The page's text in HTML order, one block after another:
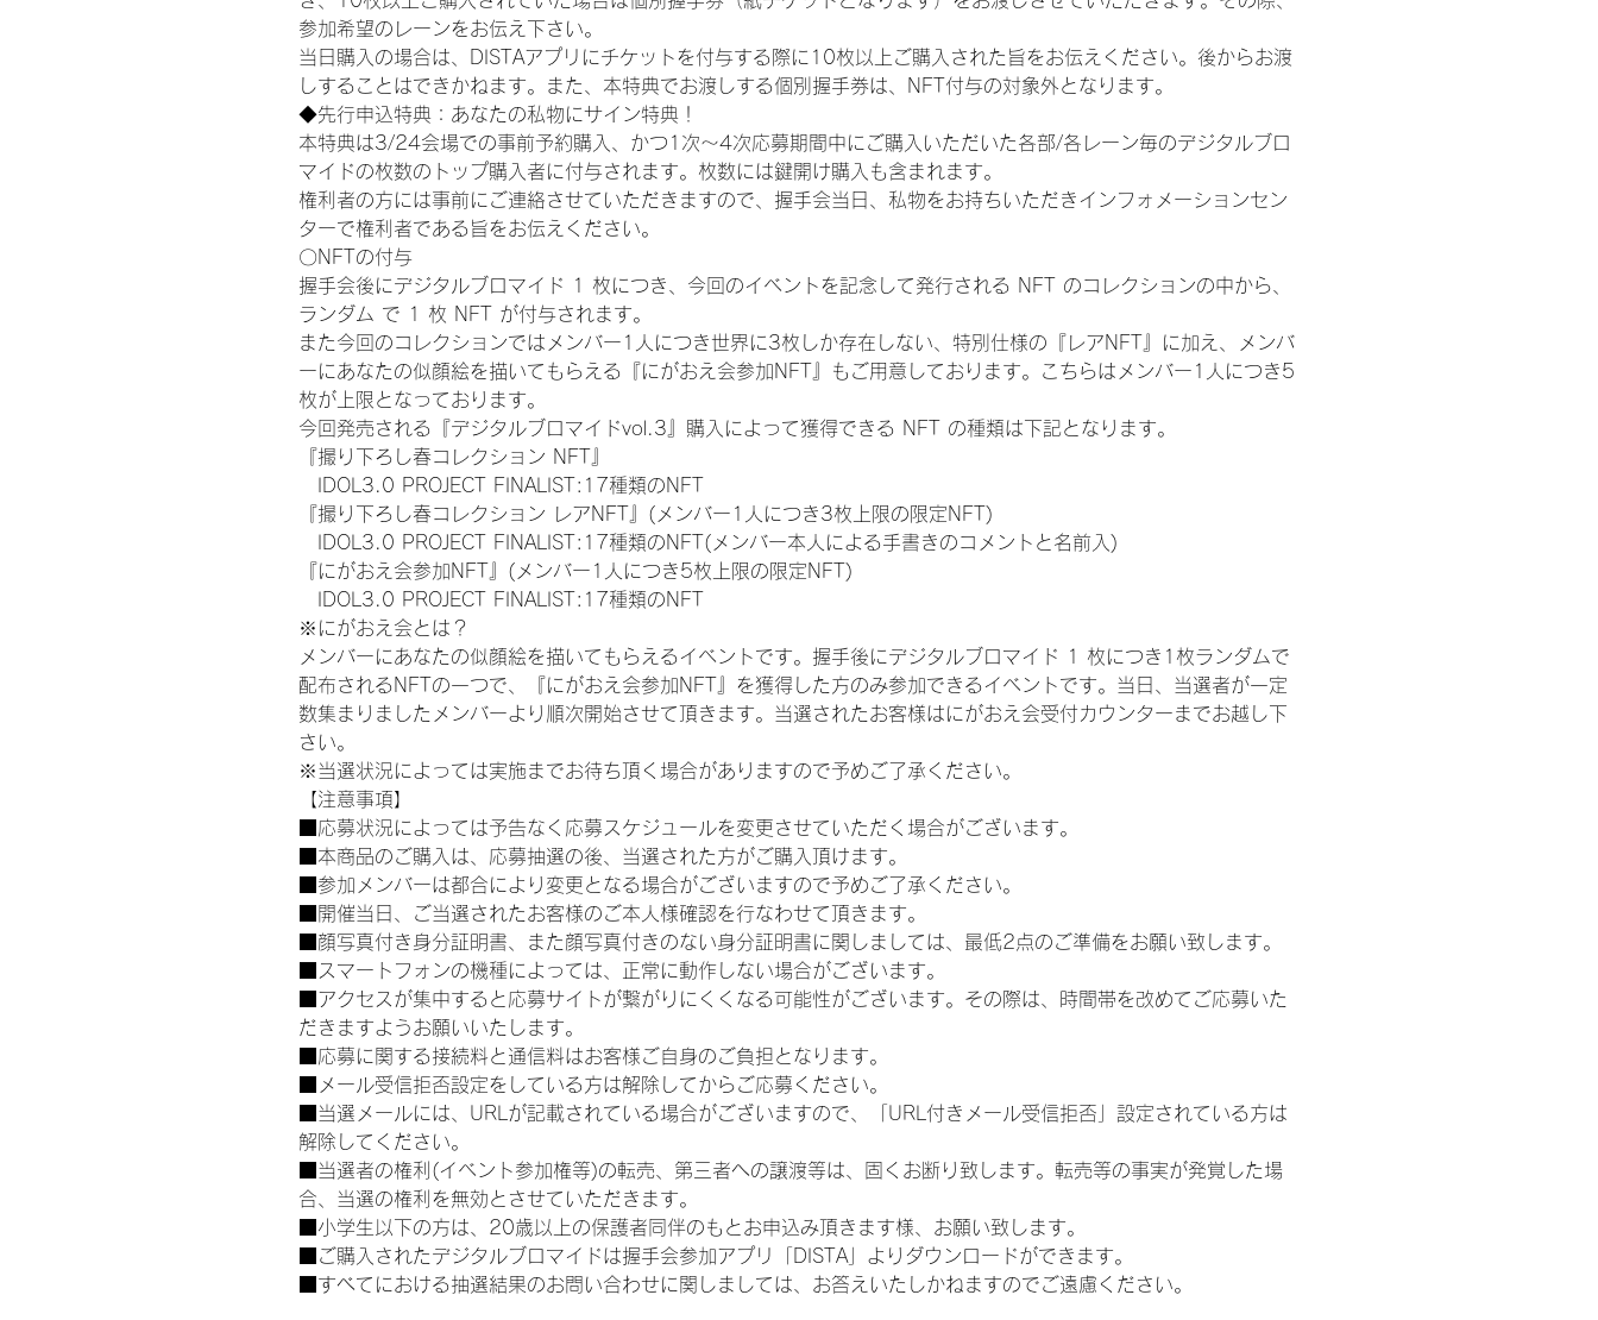
参加希望のレーンをお伝え下さい。
当日購入の場合は、DISTAアプリにチケットを付与する際に10枚以上ご購入された旨をお伝えください。後からお渡
しすることはできかねます。また、本特典でお渡しする個別握手券は、NFT付与の対象外となります。
◆先行申込特典：あなたの私物にサイン特典！
本特典は3/24会場での事前予約購入、かつ1次〜4次応募期間中にご購入いただいた各部/各レーン毎のデジタルブロ
マイドの枚数のトップ購入者に付与されます。枚数には鍵開け購入も含まれます。
権利者の方には事前にご連絡させていただきますので、握手会当日、私物をお持ちいただきインフォメーションセン
ターで権利者である旨をお伝えください。
〇NFTの付与
握手会後にデジタルブロマイド 1 枚につき、今回のイベントを記念して発行される NFT のコレクションの中から、
ランダム で 1 枚 NFT が付与されます。
また今回のコレクションではメンバー1人につき世界に3枚しか存在しない、特別仕様の『レアNFT』に加え、メンバ
ーにあなたの似顔絵を描いてもらえる『にがおえ会参加NFT』もご用意しております。こちらはメンバー1人につき5
枚が上限となっております。
今回発売される『デジタルブロマイドvol.3』購入によって獲得できる NFT の種類は下記となります。
『撮り下ろし春コレクション NFT』
IDOL3.0 PROJECT FINALIST:17種類のNFT
『撮り下ろし春コレクション レアNFT』(メンバー1人につき3枚上限の限定NFT)
IDOL3.0 PROJECT FINALIST:17種類のNFT(メンバー本人による手書きのコメントと名前入)
『にがおえ会参加NFT』(メンバー1人につき5枚上限の限定NFT)
IDOL3.0 PROJECT FINALIST:17種類のNFT
※にがおえ会とは？
メンバーにあなたの似顔絵を描いてもらえるイベントです。握手後にデジタルブロマイド 1 枚につき1枚ランダムで
配布されるNFTの一つで、『にがおえ会参加NFT』を獲得した方のみ参加できるイベントです。当日、当選者が一定
数集まりましたメンバーより順次開始させて頂きます。当選されたお客様はにがおえ会受付カウンターまでお越し下
さい。
※当選状況によっては実施までお待ち頂く場合がありますので予めご了承ください。
【注意事項】
■応募状況によっては予告なく応募スケジュールを変更させていただく場合がございます。
■本商品のご購入は、応募抽選の後、当選された方がご購入頂けます。
■参加メンバーは都合により変更となる場合がございますので予めご了承ください。
■開催当日、ご当選されたお客様のご本人様確認を行なわせて頂きます。
■顔写真付き身分証明書、また顔写真付きのない身分証明書に関しましては、最低2点のご準備をお願い致します。
■スマートフォンの機種によっては、正常に動作しない場合がございます。
■アクセスが集中すると応募サイトが繋がりにくくなる可能性がございます。その際は、時間帯を改めてご応募いた
だきますようお願いいたします。
■応募に関する接続料と通信料はお客様ご自身のご負担となります。
■メール受信拒否設定をしている方は解除してからご応募ください。
■当選メールには、URLが記載されている場合がございますので、「URL付きメール受信拒否」設定されている方は
解除してください。
■当選者の権利(イベント参加権等)の転売、第三者への譲渡等は、固くお断り致します。転売等の事実が発覚した場
合、当選の権利を無効とさせていただきます。
■小学生以下の方は、20歳以上の保護者同伴のもとお申込み頂きます様、お願い致します。
■ご購入されたデジタルブロマイドは握手会参加アプリ「DISTA」よりダウンロードができます。
■すべてにおける抽選結果のお問い合わせに関しましては、お答えいたしかねますのでご遠慮ください。